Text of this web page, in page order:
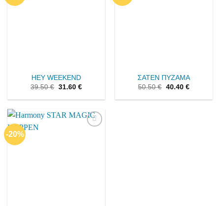
HEY WEEKEND
39.50€ 31.60 €
ΣΑΤΕΝ ΠΥΖΑΜΑ
50.50€ 40.40 €
-20%